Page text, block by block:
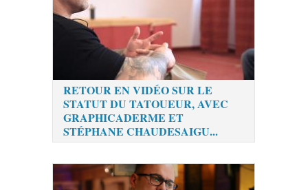
RETOUR EN VIDÉO SUR LE
STATUT DU TATOUEUR, AVEC
GRAPHICADERME ET
STÉPHANE CHAUDESAIGU...